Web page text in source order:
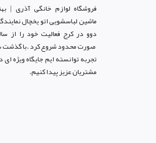
فروشگاه لوازم خانگی آذری |
ماشین لباسشویی اتو یخچال
دوو در کرج فعالیت خود را از
صورت محدود شروع کرد .با گذشت
تجربه توانسته ایم جایگاه ویژه
مشتریان عزیز پیدا کنیم.